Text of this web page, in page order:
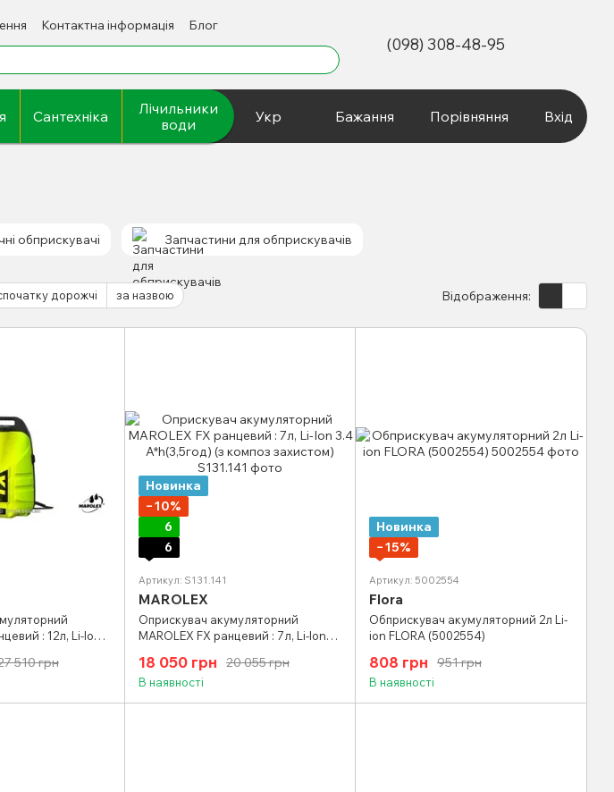
Контактна інформація
Блог
(098) 308-48-95
Сантехніка
Лічильники
води
Укр Бажання Порівняння Вхід
обприскувачі Запчастини для обприскувачів
дорожчі за назвою Відображення:
: 12л, Li-Ion
510 грн
Новинка
−10%
6
6
Артикул: S131.141
MAROLEX
Оприскувач акумуляторний
MAROLEX FX ранцевий : 7л, Li-Ion
20 055 грн
18 050 грн
В наявності
Новинка
−15%
Артикул: 5002554
Flora
Обприскувач акумуляторний 2л Li-
ion FLORA (5002554)
951 грн
808 грн
В наявності